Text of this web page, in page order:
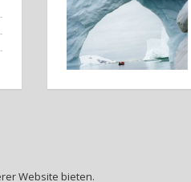
Website bieten.